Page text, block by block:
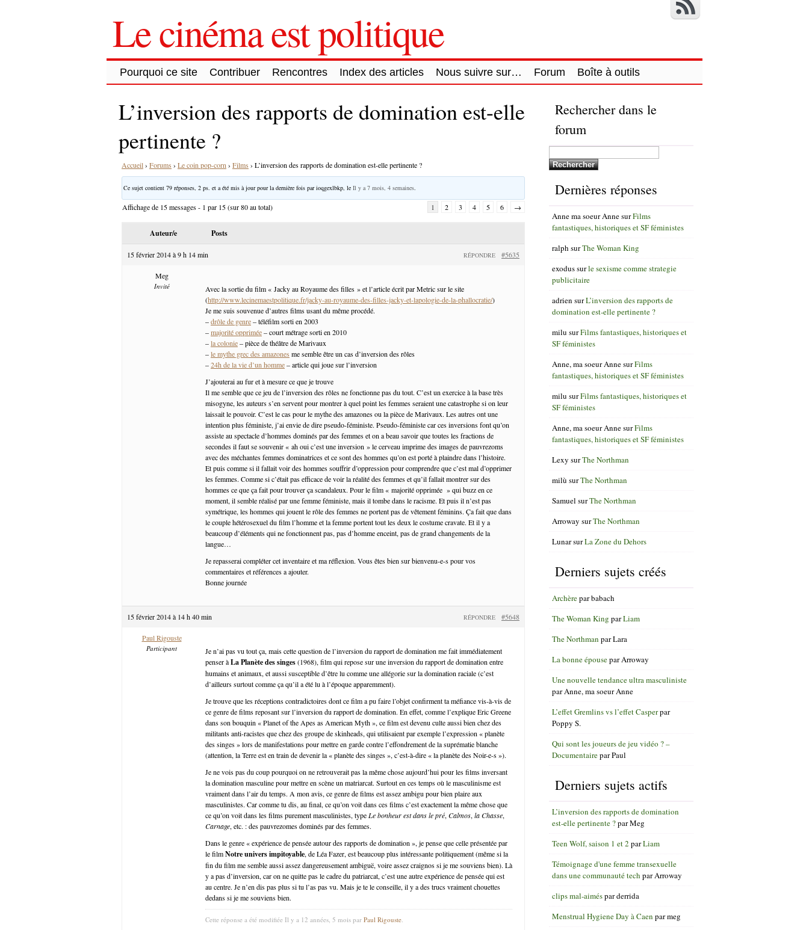
Le cinéma est politique
Pourquoi ce site Contribuer Rencontres Index des articles Nous suivre sur… Forum Boîte à outils
L’inversion des rapports de domination est-elle
pertinente ?
Accueil› Forums › Le coin pop-corn › Films › L’inversion des rapports de domination est-elle pertinente ?
Ce sujet contient 79 réponses, 2 ps. et a été mis à jour pour la dernière fois parioqgexlbkp , le Il y a 7 mois, 4 semaines
Affichage de 15 messages - 1 par 15 (sur 80 au total) 1 2 3 4 5 6 →
Auteur/e Posts
15 février 2014 à 9 h 14 min #5635
RÉPONDRE
Meg
Invité
Avec la sortie du film « Jacky au Royaume des filles » et l’article écrit par Metric sur le site
(http://www.lecinemaestpolitique.fr/jacky-au-royaume-des-filles-jacky-et-lapologie-de-la-phallocratie/)
Je me suis souvenue d’autres films usant du même procédé.
–drôle de genre– téléfilm sorti en 2003
–majorité opprimée– court métrage sorti en 2010
–la colonie– pièce de théâtre de Marivaux
–le mythe grec des amazones me semble être un cas d’inversion des rôles
–24h de la vie d’un homme– article qui joue sur l’inversion
J’ajouterai au fur et à mesure ce que je trouve
Il me semble que ce jeu de l’inversion des rôles ne fonctionne pas du tout. C’est un exercice à la base très
misogyne, les auteurs s’en servent pour montrer à quel point les femmes seraient une catastrophe si on leur
laissait le pouvoir. C’est le cas pour le mythe des amazones ou la pièce de Marivaux. Les autres ont une
intention plus féministe, j’ai envie de dire pseudo-féministe. Pseudo-féministe car ces inversions font qu’on
assiste au spectacle d’hommes dominés par des femmes et on a beau savoir que toutes les fractions de
secondes il faut se souvenir « ah oui c’est une inversion » le cerveau imprime des images de pauvrezoms
avec des méchantes femmes dominatrices et ce sont des hommes qu’on est porté à plaindre dans l’histoire.
Et puis comme si il fallait voir des hommes souffrir d’oppression pour comprendre que c’est mal d’opprimer
les femmes. Comme si c’était pas efficace de voir la réalité des femmes et qu’il fallait montrer sur des
hommes ce que ça fait pour trouver ça scandaleux. Pour le film « majorité opprimée » qui buzz en ce
moment, il semble réalisé par une femme féministe, mais il tombe dans le racisme. Et puis il n’est pas
symétrique, les hommes qui jouent le rôle des femmes ne portent pas de vêtement féminins. Ça fait que dans
le couple hétérosexuel du film l’homme et la femme portent tout les deux le costume cravate. Et il y a
beaucoup d’éléments qui ne fonctionnent pas, pas d’homme enceint, pas de grand changements de la
langue…
Je repasserai compléter cet inventaire et ma réflexion. Vous êtes bien sur bienvenu-e-s pour vos
commentaires et références a ajouter.
Bonne journée
15 février 2014 à 14 h 40 min #5648
RÉPONDRE
Paul Rigouste
Participant
Je n’ai pas vu tout ça, mais cette question de l’inversion du rapport de domination me fait immédiatement
penser àLa Planète des singes(1968), film qui repose sur une inversion du rapport de domination entre
humains et animaux, et aussi susceptible d’être lu comme une allégorie sur la domination raciale (c’est
d’ailleurs surtout comme ça qu’il a été lu à l’époque apparemment).
Je trouve que les réceptions contradictoires dont ce film a pu faire l’objet confirment ta méfiance vis-à-vis de
ce genre de films reposant sur l’inversion du rapport de domination. En effet, comme l’explique Eric Greene
dans son bouquin « Planet of the Apes as American Myth », ce film est devenu culte aussi bien chez des
militants anti-racistes que chez des groupe de skinheads, qui utilisaient par exemple l’expression « planète
des singes » lors de manifestations pour mettre en garde contre l’effondrement de la suprématie blanche
(attention, la Terre est en train de devenir la « planète des singes », c’est-à-dire « la planète des Noir-e-s »).
Je ne vois pas du coup pourquoi on ne retrouverait pas la même chose aujourd’hui pour les films inversant
la domination masculine pour mettre en scène un matriarcat. Surtout en ces temps où le masculinisme est
vraiment dans l’air du temps. A mon avis, ce genre de films est assez ambigu pour bien plaire aux
masculinistes. Car comme tu dis, au final, ce qu’on voit dans ces films c’est exactement la même chose que
ce qu’on voit dans les films purement masculinistes, type Le bonheur est dans le pré, Calmos, la Chasse,
Carnage, etc. : des pauvrezomes dominés par des femmes.
Dans le genre « expérience de pensée autour des rapports de domination », je pense que celle présentée par
le filmNotre univers impitoyable, de Léa Fazer, est beaucoup plus intéressante politiquement (même si la
fin du film me semble aussi assez dangereusement ambiguë, voire assez craignos si je me souviens bien). Là
y a pas d’inversion, car on ne quitte pas le cadre du patriarcat, c’est une autre expérience de pensée qui est
au centre. Je n’en dis pas plus si tu l’as pas vu. Mais je te le conseille, il y a des trucs vraiment chouettes
dedans si je me souviens bien.
Cette réponse a été modifiée Il y a 12 années, 5 mois par Paul Rigouste
Rechercher dans le
forum
Dernières réponses
Anne ma soeur AnnesurFilms
fantastiques, historiques et SF féministes
ralph surThe Woman King
exodussurle sexisme comme strategie
publicitaire
adrien surL’inversion des rapports de
domination est-elle pertinente ?
milu surFilms fantastiques, historiques et
SF féministes
Anne, ma soeur AnnesurFilms
fantastiques, historiques et SF féministes
milu surFilms fantastiques, historiques et
SF féministes
Anne, ma soeur AnnesurFilms
fantastiques, historiques et SF féministes
Lexy surThe Northman
milù surThe Northman
Samuel surThe Northman
Arroway surThe Northman
LunarsurLa Zone du Dehors
Derniers sujets créés
Archèreparbabach
The Woman King parLiam
The Northman parLara
La bonne épouseparArroway
Une nouvelle tendance ultra masculiniste
parAnne, ma soeur Anne
L’effet Gremlins vs l’effet Casperpar
Poppy S.
Qui sont les joueurs de jeu vidéo ? –
DocumentaireparPaul
Derniers sujets actifs
L’inversion des rapports de domination
est-elle pertinente ?parMeg
Teen Wolf, saison 1 et 2 parLiam
Témoignage d'une femme transexuelle
dans une communauté tech parArroway
clips mal-aimésparderrida
Menstrual Hygiene Day à Caen parmeg